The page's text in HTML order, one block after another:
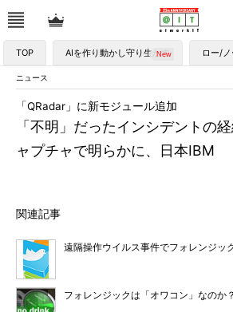
TOP AIを作り動かし守り生かす ロー/
ニュース
「不明」だったインシデントの
ャプチャで明らかに、日本IBM
「QRadar」に新モジュール追加
関連記事
遠隔操作ウイルス事件でフォレンジッ
フォレンジックは「オワコン」なのか？